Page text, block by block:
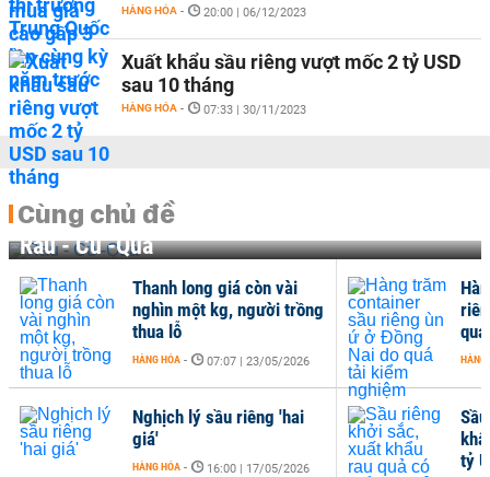
HÀNG HÓA - 20:00 | 06/12/2023
Xuất khẩu sầu riêng vượt mốc 2 tỷ USD
sau 10 tháng
HÀNG HÓA - 07:33 | 30/11/2023
Cùng chủ đề
Rau - Củ -Quả
tỷ
Thanh long giá còn vài
nghìn một kg, người trồng
thua lỗ
HÀNG HÓA - 07:07 | 23/05/2026
Nghịch lý sầu riêng 'hai
giá'
HÀNG HÓA - 16:00 | 17/05/2026
HÀNG